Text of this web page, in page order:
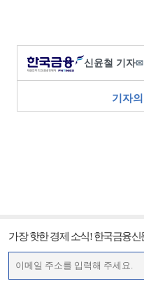
신윤철 기자✉
기자
가장 핫한 경제 소식! 한국금융신